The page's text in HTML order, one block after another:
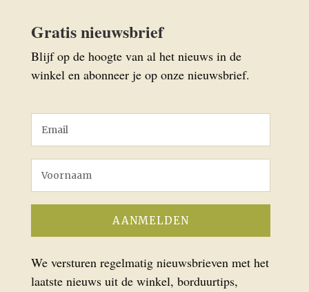
Gratis nieuwsbrief
Blijf op de hoogte van al het nieuws in de
winkel en abonneer je op onze nieuwsbrief.
We versturen regelmatig nieuwsbrieven met het
laatste nieuws uit de winkel, borduurtips,